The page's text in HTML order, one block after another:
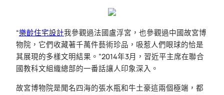
“樂齡住宅設計我參觀過法國盧浮宮，也參觀過中國故宮博
物院，它們收藏著千萬件藝術珍品，吸惹人們眼球的恰是
其展現的多樣文明結果。”2014年3月，習近平主席在聯合
國教科文組織總部的一番話讓人印象深入。
故宮博物院是聞名四海的張水瓶和牛土豪這兩個極端，都